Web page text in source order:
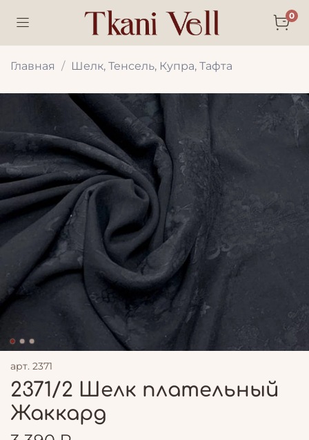
0
Главная Шелк, Тенсель, Купра, Тафта
арт. 2371
2371/2 Шелк плательный
Жаккард